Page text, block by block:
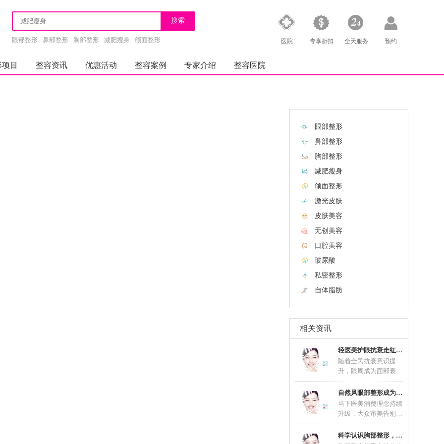
眼部整形 鼻部整形 胸部整形 减肥瘦身 颌面整形 医院 专享折扣 全天服务 预约
目 整容资讯 优惠活动 整容案例 专家介绍 整容医院
眼部整形
鼻部整形
胸部整形
减肥瘦身
颌面整形
激光皮肤
皮肤美容
无创美容
口腔美容
玻尿酸
私密整形
自体脂肪
相关资讯
轻医美护眼抗衰走红 联合养护延缓眼部肌肤老
随着全民抗衰意识提
升，眼周成为面部衰老
问题最先显现的区域，
眼部抗衰不再是中老年
群
自然风眼部整形成为主流 精细化术式适配不同
当下医美消费理念持续
升级，大众审美告别过
去夸张网红款造型，自
然风眼部整形一跃成为科学认识胸部整形，理性塑造优美体态